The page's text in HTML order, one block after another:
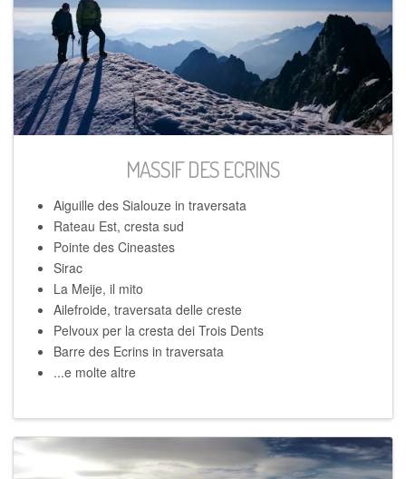
MASSIF DES ECRINS
Aiguille des Sialouze in traversata
Rateau Est, cresta sud
Pointe des Cineastes
Sirac
La Meije, il mito
Ailefroide, traversata delle creste
Pelvoux per la cresta dei Trois Dents
Barre des Ecrins in traversata
...e molte altre